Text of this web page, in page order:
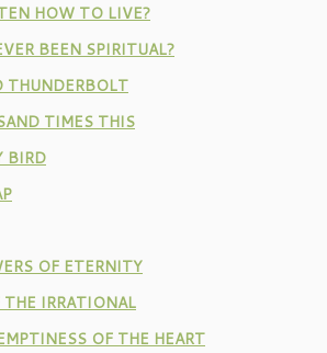
HOW TO LIVE?
BEEN SPIRITUAL?
THUNDERBOLT
TIMES THIS
BIRD
OF ETERNITY
IRRATIONAL
OF THE HEART